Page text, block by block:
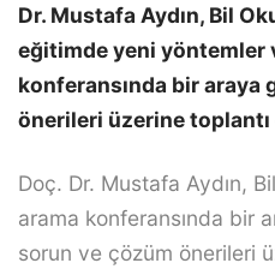
Dr. Mustafa Aydın, Bil
eğitimde yeni yöntemler
konferansında bir araya
önerileri üzerine
Doç. Dr. Mustafa Aydın,
arama konferansında bir
sorun ve çözüm önerileri